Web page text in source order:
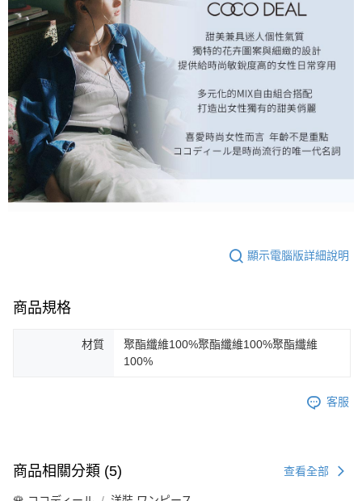
顯示電腦版詳細說明
商品規格
材質
聚酯纖維100%聚酯纖維100%聚酯纖維
100%
客服
商品相關分類 (5) 查看全部